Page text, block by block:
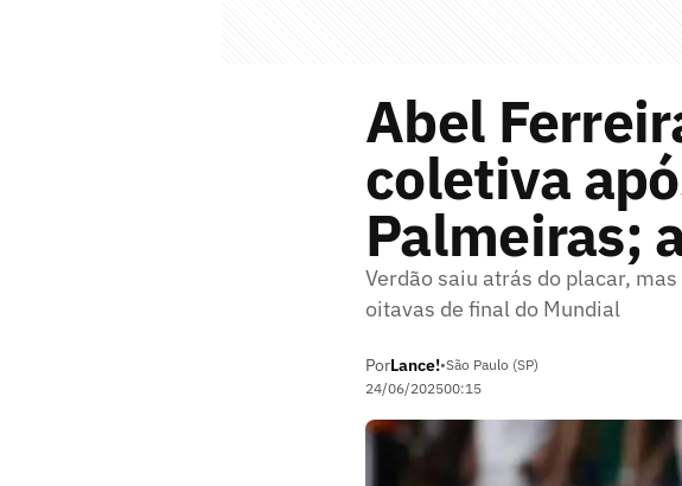
Abel
coletiva
Palmeiras;
Verdão saiu atrás do placar,
oitavas de final do Mundial
PorLance!•São Paulo (SP)
24/06/202500:15